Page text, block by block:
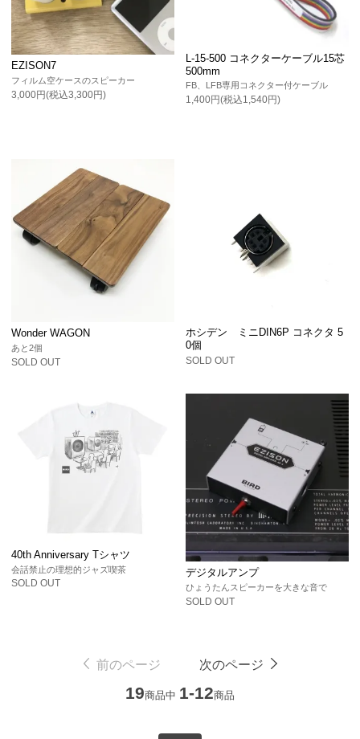
EZISON7
フィルム空ケースのスピーカー
3,000円(税込3,300円)
L-15-500 コネクターケーブル15芯
500mm
FB、LFB専用コネクター付ケーブル
1,400円(税込1,540円)
Wonder WAGON
あと2個
SOLD OUT
ホシデン ミニDIN6P コネクタ 5
0個
SOLD OUT
40th Anniversary Tシャツ
会話禁止の理想的ジャズ喫茶
SOLD OUT
デジタルアンプ
ひょうたんスピーカーを大きな音で
SOLD OUT
前のページ 次のページ
19商品中 1-12商品